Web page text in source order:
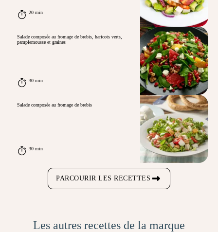
20 min
Salade composée au fromage de brebis, haricots verts,
pamplemousse et graines
30 min
Salade composée au fromage de brebis
30 min
PARCOURIR LES RECETTES
Les autres recettes de la marque